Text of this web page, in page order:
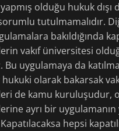
olduğu hukuk dışı
tutulmamalıdır.
bakıldığında
vakıf üniversitesi
Bu uygulamaya da
olarak bakarsak
de kamu kuruluşudur,
ayrı bir uygulamanın
hepsi